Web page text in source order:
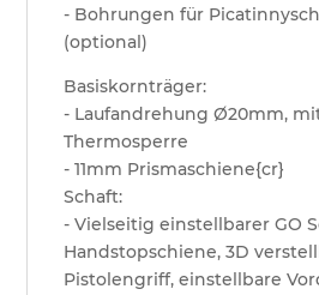
- Bohrungen für
(optional)
Basiskornträger:
- Laufandrehung Ø20mm,
Thermosperre
- 11mm Prismaschiene{cr}
Schaft:
- Vielseitig einstellbarer GO
Handstopschiene, 3D
Pistolengriff, einstellbare